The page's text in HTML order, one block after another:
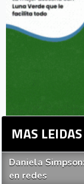
MAS LEIDAS
Daniela
en redes